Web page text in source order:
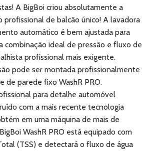
A BigBoi criou absolutamente a
profissional de balcão único! A lavadora
automático é bem ajustada para
combinação ideal de pressão e fluxo de
profissional mais exigente.
pode ser montada profissionalmente
de parede fixo WashR PRO.
para detalhe automóvel
com a mais recente tecnologia
em uma máquina de mais de
WashR PRO está equipado com
(TSS) e detectará o fluxo de água